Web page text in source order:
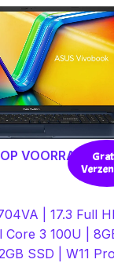
VOORRAAD
| 17.3 Full
Core 3 100U |
SSD | W11 Pro